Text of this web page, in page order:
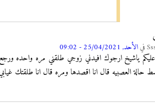
فيالأحد, 25/04/2021 - 09:02
ياشيخ ارجوك افيدني زوجي طلقني مره واحده ورجع
حالة العصبيه قال انا اقصدها ومره قال انا طلقتك